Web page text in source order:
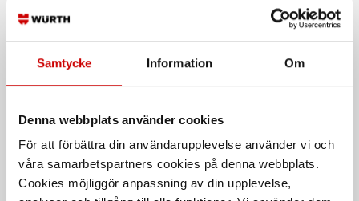
Samtycke Information Om
Denna webbplats använder cookies
För att förbättra din användarupplevelse använder vi och
våra samarbetspartners cookies på denna webbplats.
Cookies möjliggör anpassning av din upplevelse,
Takljusramp aluminium
Takljusramp i aluminium med klar
Blixtljus/varningsljus
LED